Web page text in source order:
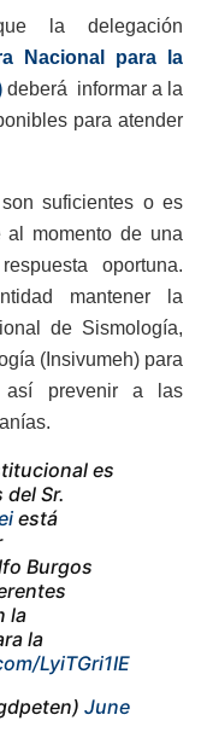
la delegación
Nacional para la
deberá informar a la
para atender
suficientes o es
al momento de una
oportuna.
mantener la
de Sismología,
(Insivumeh) para
prevenir a las
es
Sr.
está
Burgos
la
la
LyiTGri1IE
June